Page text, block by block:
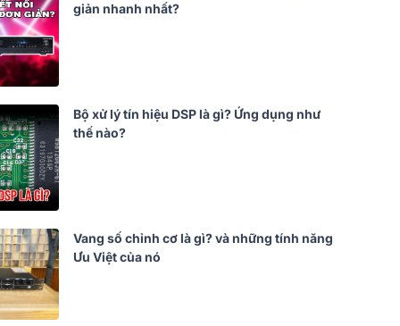
giản nhanh nhất?
Bộ xử lý tín hiệu DSP là gì? Ứng dụng như
thế nào?
Vang số chỉnh cơ là gì? và những tính năng
Ưu Việt của nó